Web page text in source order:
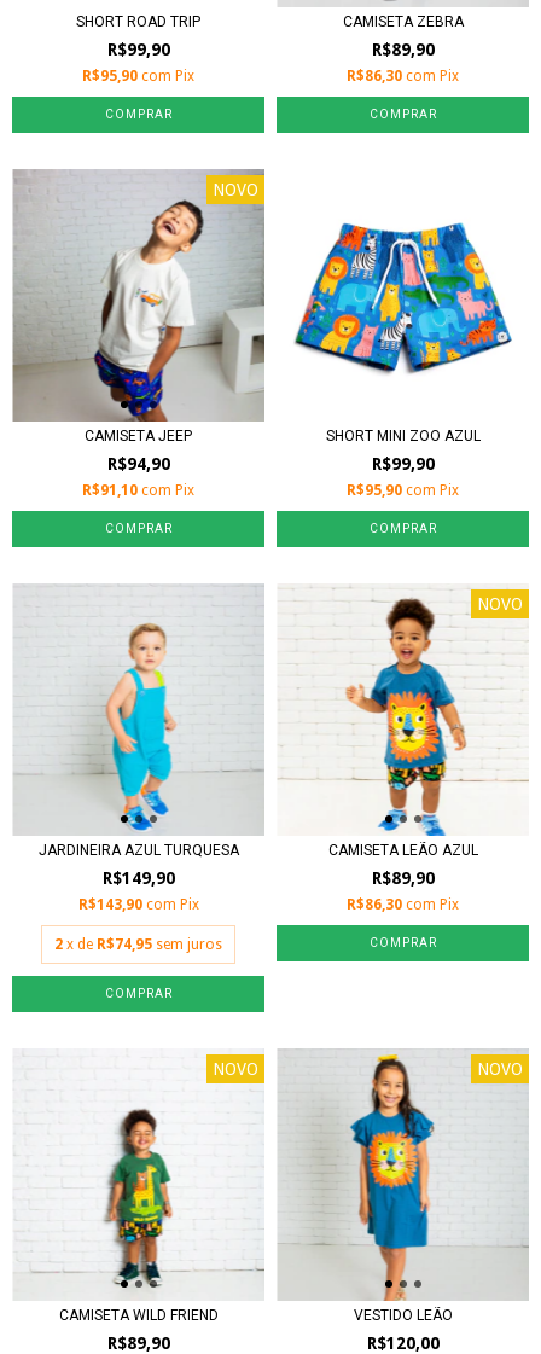
SHORT ROAD TRIP
R$99,90
R$95,90 com Pix
COMPRAR
CAMISETA ZEBRA
R$89,90
R$86,30 com Pix
COMPRAR
NOVO
CAMISETA JEEP
R$94,90
R$91,10 com Pix
COMPRAR
SHORT MINI ZOO AZUL
R$99,90
R$95,90 com Pix
COMPRAR
JARDINEIRA AZUL TURQUESA
R$149,90
R$143,90 com Pix
2 x de R$74,95 sem juros
COMPRAR
NOVO
CAMISETA LEÃO AZUL
R$89,90
R$86,30 com Pix
COMPRAR
NOVO
CAMISETA WILD FRIEND
R$89,90
NOVO
VESTIDO LEÃO
R$120,00